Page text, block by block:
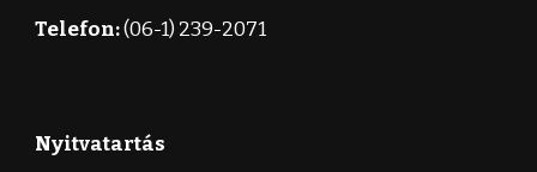
Telefon:(06-1) 239-2071
Nyitvatartás